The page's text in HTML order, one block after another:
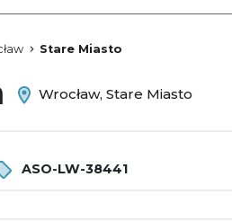
Stare Miasto
Wrocław, Stare Miasto
ASO-LW-38441